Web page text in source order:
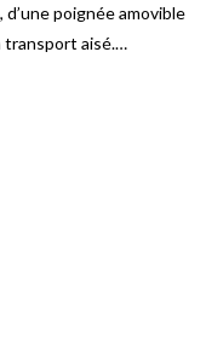
poignée amovible
transport aisé.…